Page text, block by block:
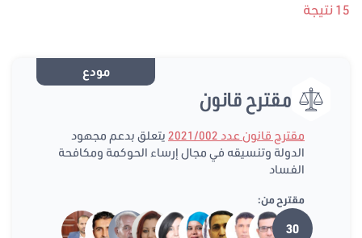
15 نتيجة
مودع
مقترح قانون
مقترح قانون عدد 2021/002
يتعلق بدعم مجهود
الدولة وتنسيقه في مجال إرساء الحوكمة ومكافحة
الفساد
مقترح من:
30